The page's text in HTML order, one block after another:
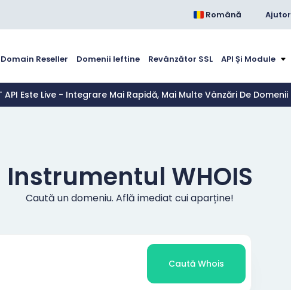
Română Ajutor
Domain Reseller Domenii Ieftine Revânzător SSL API Și Module
API Este Live - Integrare Mai Rapidă, Mai Multe Vânzări De Domenii
Instrumentul WHOIS
Caută un domeniu. Află imediat cui aparține!
Caută Whois